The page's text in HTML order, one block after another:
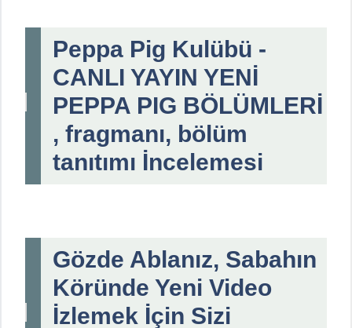
Peppa Pig Kulübü -
CANLI YAYIN YENİ
PEPPA PIG BÖLÜMLERİ
, fragmanı, bölüm
tanıtımı İncelemesi
Gözde Ablanız, Sabahın
Köründe Yeni Video
İzlemek İçin Sizi